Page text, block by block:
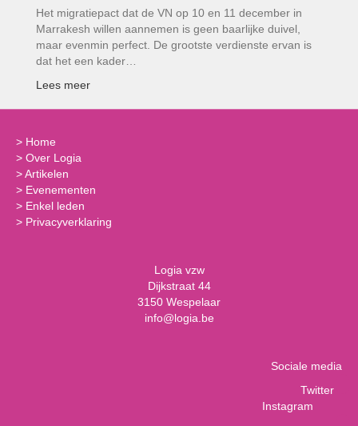
Het migratiepact dat de VN op 10 en 11 december in
Marrakesh willen aannemen is geen baarlijke duivel,
maar evenmin perfect. De grootste verdienste ervan is
dat het een kader…
Lees meer
> Home
> Over Logia
>Artikelen
> Evenementen
> Enkel leden
> Privacyverklaring
Logia vzw
Dijkstraat 44
3150 Wespelaar
info@logia.be
Sociale media
Twitter
Instagram